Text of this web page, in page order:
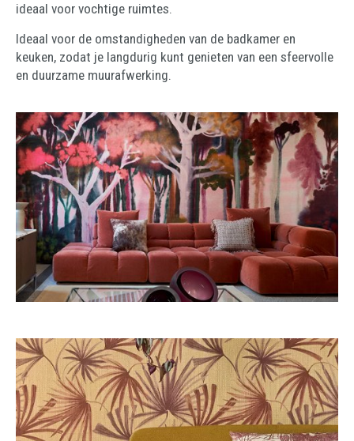
ideaal voor vochtige ruimtes.
Ideaal voor de omstandigheden van de badkamer en
keuken, zodat je langdurig kunt genieten van een sfeervolle
en duurzame muurafwerking.